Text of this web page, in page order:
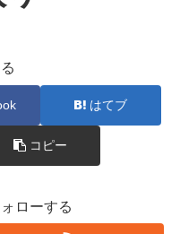
はてブ
コピー
ローする